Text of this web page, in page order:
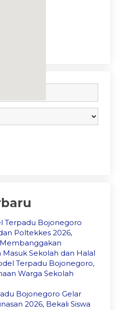
Terpadu Bojonegoro
Poltekkes 2026,
Sekolah dan Halal
Terpadu Bojonegoro,
Warga Sekolah
Bojonegoro Gelar
2026, Bekali Siswa